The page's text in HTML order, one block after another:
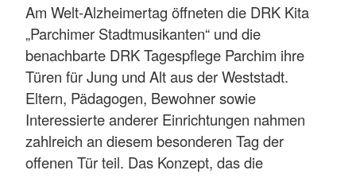
Am Welt-Alzheimertag öffneten die DRK Kita
„Parchimer Stadtmusikanten“ und die
benachbarte DRK Tagespflege Parchim ihre
Türen für Jung und Alt aus der Weststadt.
Eltern, Pädagogen, Bewohner sowie
Interessierte anderer Einrichtungen nahmen
zahlreich an diesem besonderen Tag der
offenen Tür teil. Das Konzept, das die